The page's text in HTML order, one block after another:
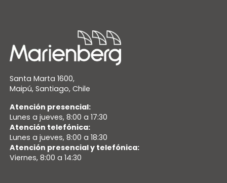
Santa Marta 1600,
Maipú, Santiago, Chile
Atención presencial:
Lunes a jueves, 8:00 a 17:30
Atención telefónica:
Lunes a jueves, 8:00 a 18:30
Atención presencial y telefónica:
Viernes, 8:00 a 14:30